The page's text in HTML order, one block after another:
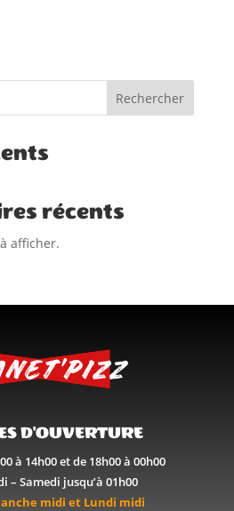
Rechercher
récents
afficher.
D'OUVERTURE
à 14h00 et de 18h00 à 00h00
– Samedi jusqu’à 01h00
midi et Lundi midi